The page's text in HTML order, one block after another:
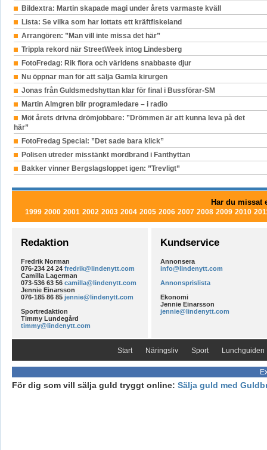
Bildextra: Martin skapade magi under årets varmaste kväll
Lista: Se vilka som har lottats ett kräftfiskeland
Arrangören: ”Man vill inte missa det här”
Trippla rekord när StreetWeek intog Lindesberg
FotoFredag: Rik flora och världens snabbaste djur
Nu öppnar man för att sälja Gamla kirurgen
Jonas från Guldsmedshyttan klar för final i Bussförar-SM
Martin Almgren blir programledare – i radio
Möt årets drivna drömjobbare: ”Drömmen är att kunna leva på det
här”
FotoFredag Special: ”Det sade bara klick”
Polisen utreder misstänkt mordbrand i Fanthyttan
Bakker vinner Bergslagsloppet igen: ”Trevligt”
Har du missat
1999 2000 2001 2002 2003 2004 2005 2006 2007 2008 2009 2010
Redaktion
Fredrik Norman
076-234 24 24 fredrik@lindenytt.com
Camilla Lagerman
073-536 63 56 camilla@lindenytt.com
Jennie Einarsson
076-185 86 85 jennie@lindenytt.com
Sportredaktion
Timmy Lundegård
timmy@lindenytt.com
Kundservice
Annonsera
info@lindenytt.com
Annonsprislista
Ekonomi
Jennie Einarsson
jennie@lindenytt.com
Start Näringsliv Sport Lunchguiden
För dig som vill sälja guld tryggt online: Sälja guld med